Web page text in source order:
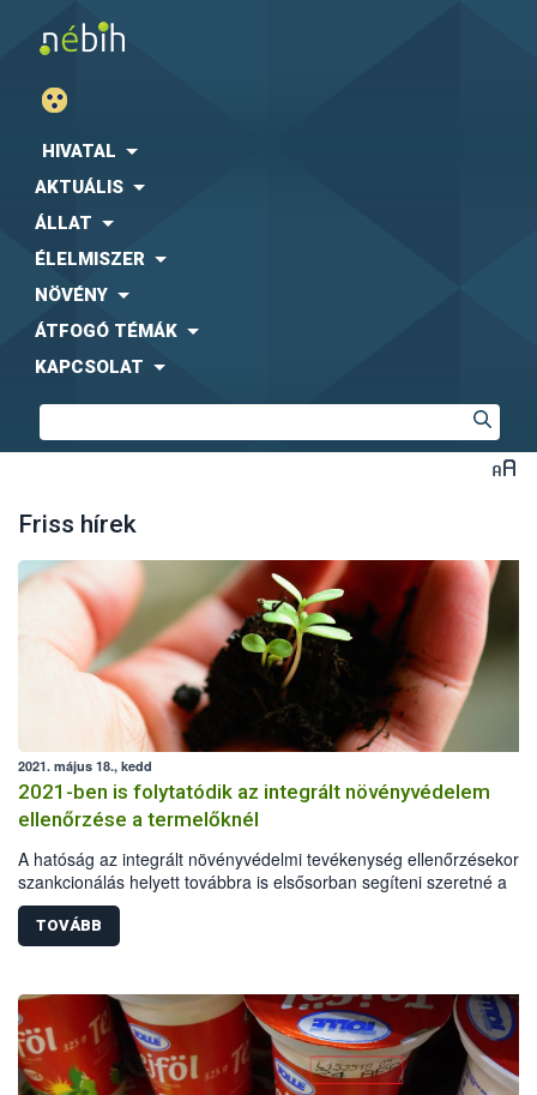
HIVATAL
AKTUÁLIS
ÁLLAT
ÉLELMISZER
NÖVÉNY
ÁTFOGÓ TÉMÁK
KAPCSOLAT
Friss hírek
2021. május 18., kedd
2021-ben is folytatódik az integrált növényvédelem
ellenőrzése a termelőknél
A hatóság az integrált növényvédelmi tevékenység ellenőrzésekor a
szankcionálás helyett továbbra is elsősorban segíteni szeretné a
termelőket, és iránymutatást adni a leghatékonyabb és egyben
leginkább környezetkímélő növénytermesztés felé vezető úton. Az
országos, támogató ellenőrzéseket a Nemzeti Élelmiszerlánc-
TOVÁBB